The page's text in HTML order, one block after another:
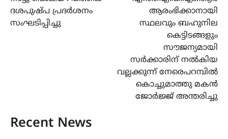
navigation
ദശപുഷ്പ പ്രദർശനം
സംഘടിപ്പിച്ചു
ആരംഭിക്കാനായി
സ്ഥലവും ബഹുനില
കെട്ടിടങ്ങളും
സൗജന്യമായി
സർക്കാരിന് നൽകിയ
വല്ലക്കുന്ന് നേരെപറമ്പിൽ
കൊച്ചുമാത്തു മകൻ
ജോർജ്ജ് അന്തരിച്ചു
Recent News